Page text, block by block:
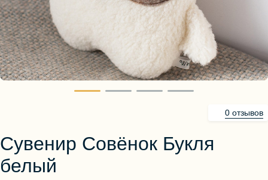
Блузы, толстовки
Пуловеры
Костюмы
Платья
Юбки
Брюки, шорты
Сувенир Совёнок Букля
белый
0 отзывов